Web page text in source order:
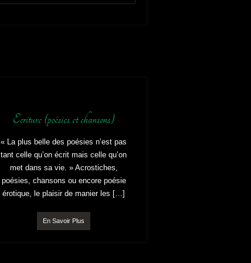
Ecriture (poésies et chansons)
« La plus belle des poésies n’est pas
tant celle qu’on écrit mais celle qu’on
met dans sa vie. » Acrostiches,
poésies, chansons ou encore poésie
érotique, le plaisir de manier les […]
En Savoir Plus